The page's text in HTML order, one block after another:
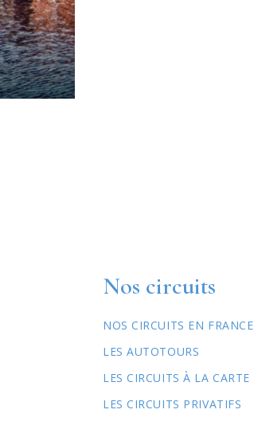
Nos circuits
NOS CIRCUITS EN FRANCE
LES AUTOTOURS
LES CIRCUITS À LA CARTE
LES CIRCUITS PRIVATIFS